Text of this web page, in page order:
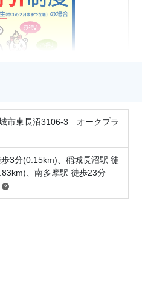
割引制度もありますの
い合わせください。
市東長沼3106-3 オークプラ
3分(0.15km)、稲城長沼駅 徒
、南多摩駅 徒歩23分